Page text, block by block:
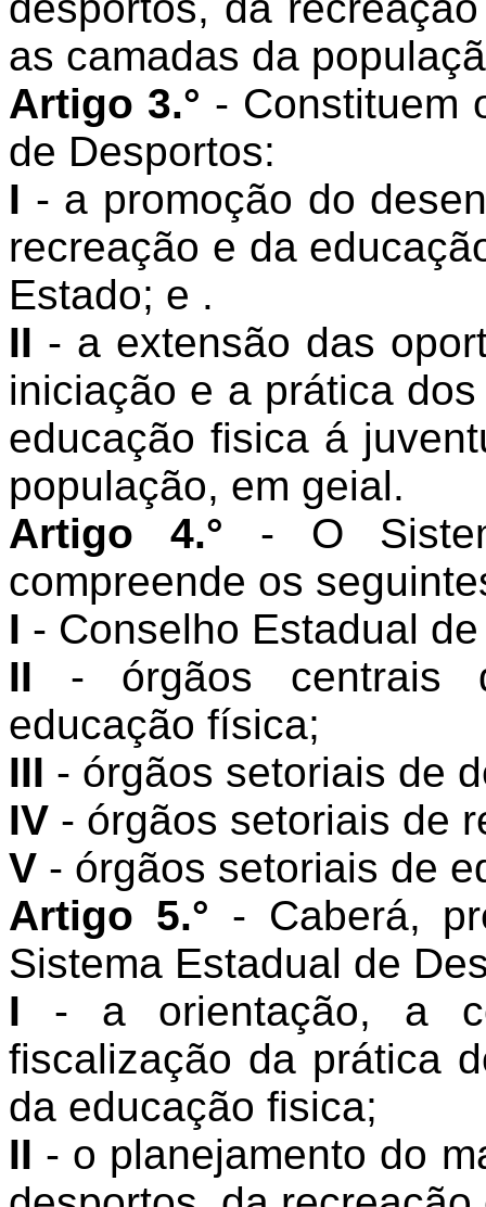
as camadas da
Artigo 3.° - Constituem
de Desportos:
I - a promoção do
recreação e da
Estado; e .
II - a extensão das
iniciação e a prática
educação fisica á
população, em geial.
Artigo 4.° - O
compreende os
I - Conselho Estadual
II - órgãos centrais
educação física;
III - órgãos setoriais de
IV - órgãos setoriais de
V - órgãos setoriais de
Artigo 5.° - Caberá,
Sistema Estadual de
I - a orientação, a
fiscalização da prática
da educação fisica;
II - o planejamento do